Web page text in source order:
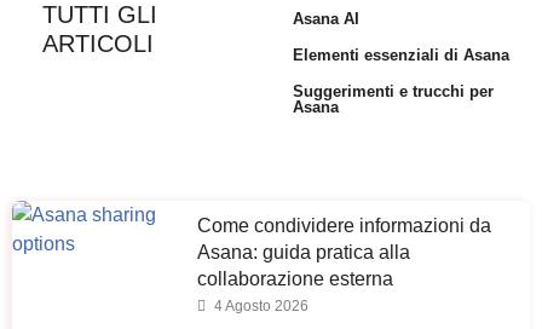
TUTTI GLI
ARTICOLI
Asana AI
Elementi essenziali di Asana
Suggerimenti e trucchi per
Asana
Come condividere informazioni da
Asana: guida pratica alla
collaborazione esterna
4 Agosto 2026